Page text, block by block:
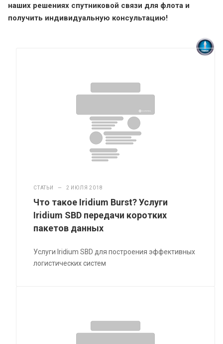
наших решениях спутниковой связи для флота и
получить индивидуальную консультацию!
СТАТЬИ — 2 ИЮЛЯ 2018
Что такое Iridium Burst? Услуги
Iridium SBD передачи коротких
пакетов данных
Услуги Iridium SBD для построения эффективных
логистических систем